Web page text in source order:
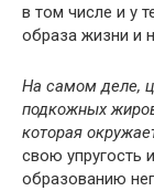
в том числе и у
образа жизни и
На самом деле,
подкожных
которая
свою упругость
образованию